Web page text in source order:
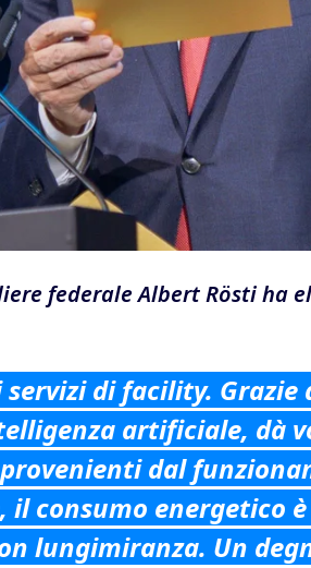
federale Albert Rösti ha
di facility.
artificiale, dà
dal
consumo energetico
lungimiranza. Un